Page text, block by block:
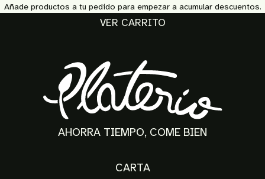
Añade productos a tu pedido para empezar a acumular descuentos.
VER CARRITO
CARTA
AHORRA TIEMPO, COME BIEN